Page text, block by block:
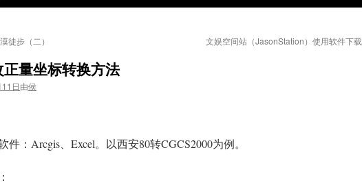
徒步（二） 文娱空间站（JasonStation）使用软件下载
量坐标转换方法
日由侯
件：Arcgis、Excel。以西安80转CGCS2000为例。